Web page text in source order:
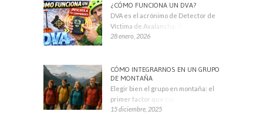
¿CÓMO FUNCIONA UN DVA?
DVA es el acrónimo de Detector de
Víctima de Avalancha. También se
28 enero, 2026
CÓMO INTEGRARNOS EN UN GRUPO
DE MONTAÑA
Elegir bien el grupo en montaña: el
primer factor que condiciona tu
15 diciembre, 2025